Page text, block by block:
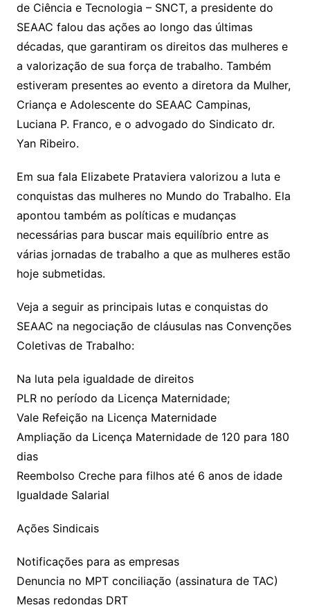
de Ciência e Tecnologia – SNCT, a presidente do
SEAAC falou das ações ao longo das últimas
décadas, que garantiram os direitos das mulheres e
a valorização de sua força de trabalho. Também
estiveram presentes ao evento a diretora da Mulher,
Criança e Adolescente do SEAAC Campinas,
Luciana P. Franco, e o advogado do Sindicato dr.
Yan Ribeiro.
Em sua fala Elizabete Prataviera valorizou a luta e
conquistas das mulheres no Mundo do Trabalho. Ela
apontou também as políticas e mudanças
necessárias para buscar mais equilíbrio entre as
várias jornadas de trabalho a que as mulheres estão
hoje submetidas.
Veja a seguir as principais lutas e conquistas do
SEAAC na negociação de cláusulas nas Convenções
Coletivas de Trabalho:
Na luta pela igualdade de direitos
PLR no período da Licença Maternidade;
Vale Refeição na Licença Maternidade
Ampliação da Licença Maternidade de 120 para 180
dias
Reembolso Creche para filhos até 6 anos de idade
Igualdade Salarial
Ações Sindicais
Notificações para as empresas
Denuncia no MPT conciliação (assinatura de TAC)
Mesas redondas DRT